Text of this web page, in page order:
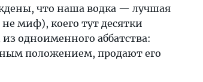
что наша водка — лучшая
миф), коего тут десятки
одноименного аббатства:
положением, продают его